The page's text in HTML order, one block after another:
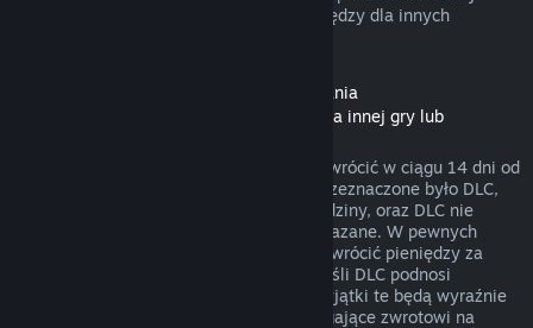
znajduje się opis działania zwrotów pieniędzy dla innych
Zwroty pieniędzy dla zawartości do pobrania
(zawartości ze Sklepu Steam dostępnej dla innej gry lub
DLC zakupione w Sklepie Steam można zwrócić w ciągu 14 dni od
daty zakupu, jeśli produkt, dla którego przeznaczone było DLC,
był uruchamiany przez mniej niż dwie godziny, oraz DLC nie
zostało zużyte, zmodyfikowane lub przekazane. W pewnych
przypadkach Steam nie będzie w stanie zwrócić pieniędzy za
niektóre DLC firm trzecich (na przykład jeśli DLC podnosi
nieodwracalnie poziom postaci z gry). Wyjątki te będą wyraźnie
oznaczone przed zakupem jako niepodlegające zwrotowi na